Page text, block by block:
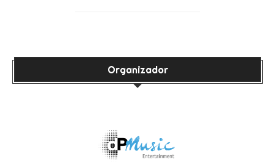
Organizador